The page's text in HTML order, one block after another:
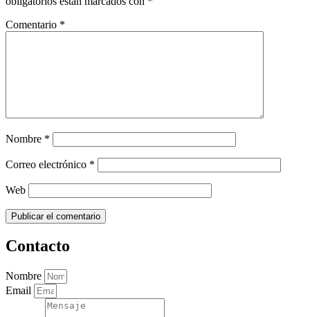
Comentario *
Nombre *
Correo electrónico *
Web
Contacto
Nombre
Email